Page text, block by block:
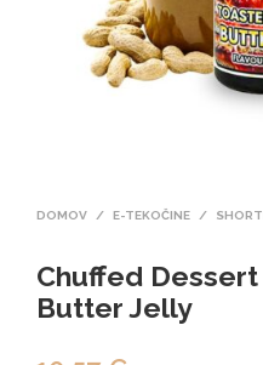
DOMOV / E-TEKOČINE /
Chuffed
Butter Jelly